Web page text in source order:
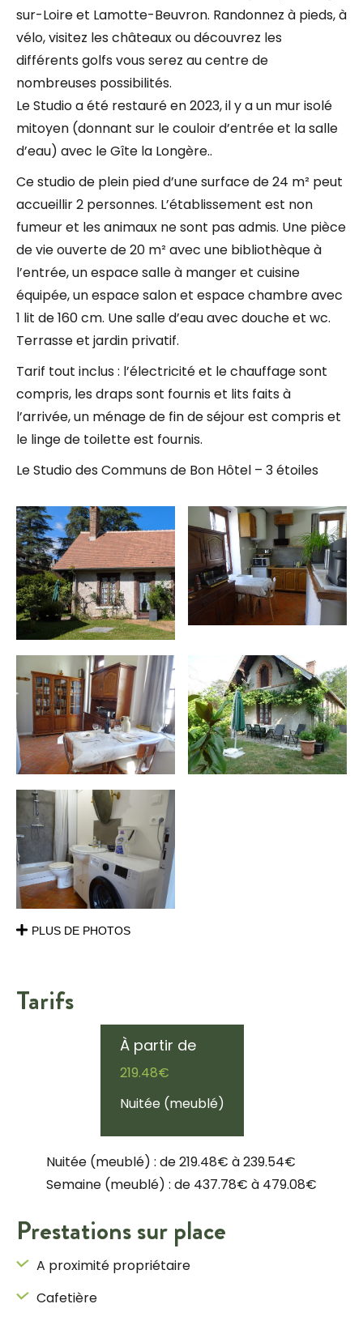
sur-Loire et Lamotte-Beuvron. Randonnez à pieds, à
vélo, visitez les châteaux ou découvrez les
différents golfs vous serez au centre de
nombreuses possibilités.
Le Studio a été restauré en 2023, il y a un mur isolé
mitoyen (donnant sur le couloir d’entrée et la salle
d’eau) avec le Gîte la Longère..
Ce studio de plein pied d’une surface de 24 m² peut
accueillir 2 personnes. L’établissement est non
fumeur et les animaux ne sont pas admis. Une pièce
de vie ouverte de 20 m² avec une bibliothèque à
l’entrée, un espace salle à manger et cuisine
équipée, un espace salon et espace chambre avec
1 lit de 160 cm. Une salle d’eau avec douche et wc.
Terrasse et jardin privatif.
Tarif tout inclus : l’électricité et le chauffage sont
compris, les draps sont fournis et lits faits à
l’arrivée, un ménage de fin de séjour est compris et
le linge de toilette est fournis.
Le Studio des Communs de Bon Hôtel – 3 étoiles
PLUS DE PHOTOS
Tarifs
À partir de
219.48€
Nuitée (meublé)
Nuitée (meublé) : de 219.48€ à 239.54€
Semaine (meublé) : de 437.78€ à 479.08€
Prestations sur place
A proximité propriétaire
Cafetière